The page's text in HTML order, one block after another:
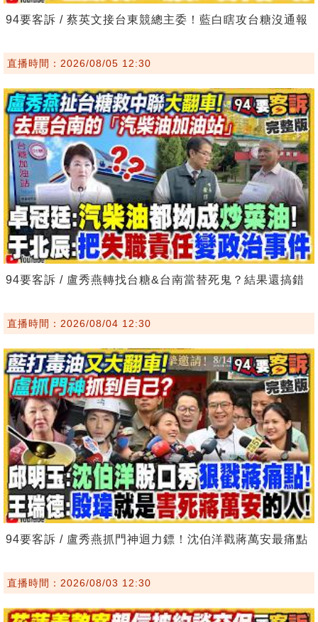
94要客訴 / 蔡英文接台東競總主委！藍白瞎攻台糖沒通報
直播時間：2026/08/05 12:30
94要客訴 / 盧秀燕轉找台糖&台南當替死鬼？結果還搞錯
直播時間：2026/08/04 12:30
94要客訴 / 盧秀燕抓門神迴力鏢！沈伯洋戳蔣萬安最痛點
直播時間：2026/08/03 12:30